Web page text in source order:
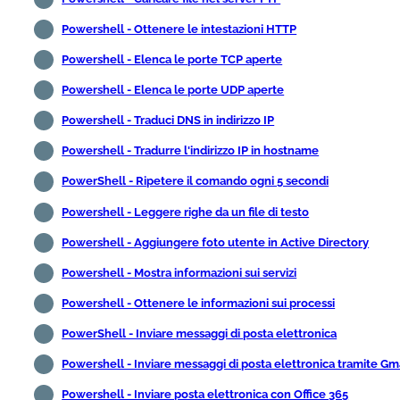
Powershell - Ottenere le intestazioni HTTP
Powershell - Elenca le porte TCP aperte
Powershell - Elenca le porte UDP aperte
Powershell - Traduci DNS in indirizzo IP
Powershell - Tradurre l'indirizzo IP in hostname
PowerShell - Ripetere il comando ogni 5 secondi
Powershell - Leggere righe da un file di testo
Powershell - Aggiungere foto utente in Active Directory
Powershell - Mostra informazioni sui servizi
Powershell - Ottenere le informazioni sui processi
PowerShell - Inviare messaggi di posta elettronica
Powershell - Inviare messaggi di posta elettronica tramite
Powershell - Inviare posta elettronica con Office 365